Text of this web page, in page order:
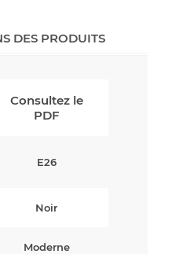
DES PRODUITS
Consultez le
PDF
E26
Noir
Moderne